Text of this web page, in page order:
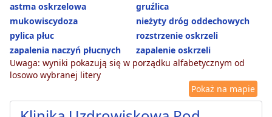
astma oskrzelowa
gruźlica
mukowiscydoza
nieżyty dróg oddechowych
pylica płuc
rozstrzenie oskrzeli
zapalenia naczyń płucnych
zapalenie oskrzeli
Uwaga: wyniki pokazują się w porządku alfabetycznym od
losowo wybranej litery
Pokaż na mapie